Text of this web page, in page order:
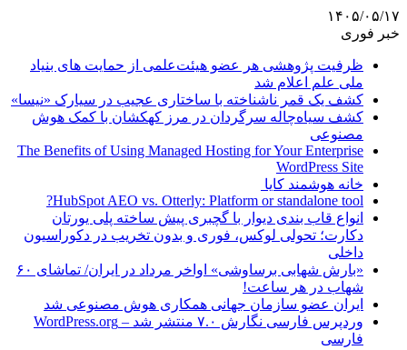
۱۴۰۵/۰۵/۱۷
خبر فوری
ظرفیت پژوهشی هر عضو هیئت‌علمی از حمایت های بنیاد
ملی علم اعلام شد
کشف یک قمر ناشناخته با ساختاری عجیب در سیارک «نیسا»
کشف سیاه‌چاله سرگردان در مرز کهکشان با کمک هوش
مصنوعی
The Benefits of Using Managed Hosting for Your Enterprise
WordPress Site
خانه هوشمند کایا
HubSpot AEO vs. Otterly: Platform or standalone tool?
انواع قاب بندی دیوار با گچبری پیش ساخته پلی یورتان
دکارت؛ تحولی لوکس، فوری و بدون تخریب در دکوراسیون
داخلی
«بارش شهابی برساوشی» اواخر مرداد در ایران/ تماشای ۶۰
شهاب در هر ساعت!
ایران عضو سازمان جهانی همکاری هوش مصنوعی شد
وردپرس فارسی نگارش ۷.۰ منتشر شد – WordPress.org
فارسی